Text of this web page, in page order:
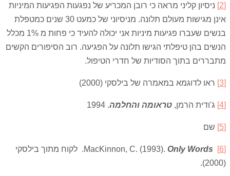
[2]
ניסיון קליני מראה כי רובן המכריע של נפגעות הפגיעות המיניות
אינן מגישות מעולם תלונה. מניסיוני של כמעט 30 שנים כמטפלת
בנשים שעברו פגיעות מיניות אני יכולה להעיד כי פחות מ 1% מכלל
הנשים בהן טיפלתי הגישו תלונה על הפגיעה. רוב הסיפורים הקשים
מתבררים בתוך הסודיות של חדרי הטיפול.
[3] ראו לדוגמא במאמרה של בילסקי (2000)
[4] ג'ודית הרמן, טראומה והחלמה. 1994
[5] שם
[6]
Only Words
. לקוח מתוך בילסקי
(2000).